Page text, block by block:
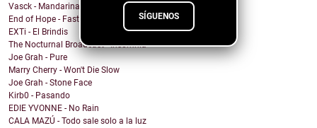
SÍGUENOS
Vasck - Mandarina
End of Hope - Fastball
EXTi - El Brindis
The Nocturnal Broadcast - Insomnia
Joe Grah - Pure
Marry Cherry - Won't Die Slow
Joe Grah - Stone Face
Kirb0 - Pasando
EDIE YVONNE - No Rain
CALA MAZÚ - Todo sale solo a la luz